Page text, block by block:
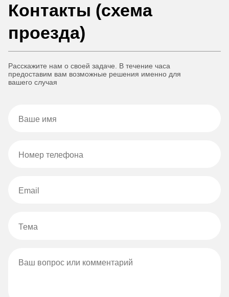
Контакты (схема
проезда)
Расскажите нам о своей задаче. В течение часа
предоставим вам возможные решения именно для
вашего случая